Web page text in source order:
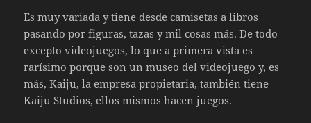
Es muy variada y tiene desde camisetas a libros
pasando por figuras, tazas y mil cosas más. De todo
excepto videojuegos, lo que a primera vista es
rarísimo porque son un museo del videojuego y, es
más, Kaiju, la empresa propietaria, también tiene
Kaiju Studios, ellos mismos hacen juegos.